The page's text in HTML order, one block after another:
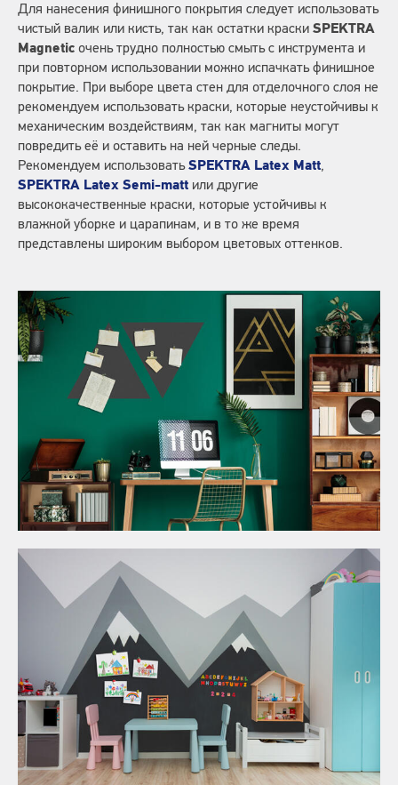
Для нанесения финишного покрытия следует использовать
чистый валик или кисть, так как остатки краски SPEKTRA
Magnetic очень трудно полностью смыть с инструмента и
при повторном использовании можно испачкать финишное
покрытие. При выборе цвета стен для отделочного слоя не
рекомендуем использовать краски, которые неустойчивы к
механическим воздействиям, так как магниты могут
повредить её и оставить на ней черные следы.
Рекомендуем использоватьSPEKTRA Latex Matt,
SPEKTRA Latex Semi-matt или другие
высококачественные краски, которые устойчивы к
влажной уборке и царапинам, и в то же время
представлены широким выбором цветовых оттенков.